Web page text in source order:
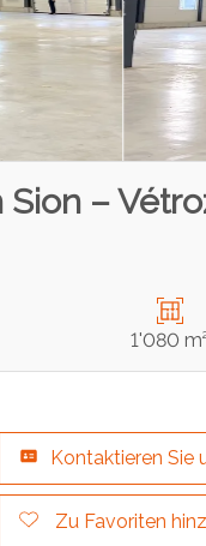
–
1'080
Kontaktieren Sie
Zu Favoriten